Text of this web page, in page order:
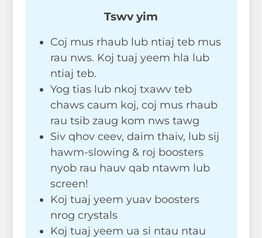
Tswv yim
Coj mus rhaub lub ntiaj teb mus
rau nws. Koj tuaj yeem hla lub
ntiaj teb.
Yog tias lub nkoj txawv teb
chaws caum koj, coj mus rhaub
rau tsib zaug kom nws tawg
Siv qhov ceev, daim thaiv, lub sij
hawm-slowing & roj boosters
nyob rau hauv qab ntawm lub
screen!
Koj tuaj yeem yuav boosters
nrog crystals
Koj tuaj yeem ua si ntau ntau